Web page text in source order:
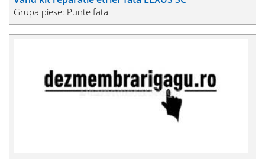
Grupa piese: Punte fata